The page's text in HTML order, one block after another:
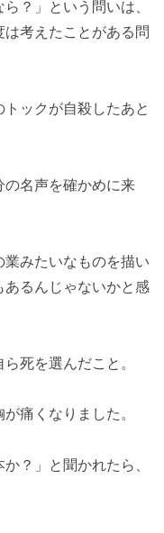
？」という問いは、
考えたことがある問
ックが自殺したあと
名声を確かめに来
みたいなものを描い
るんじゃないかと感
死を選んだこと。
痛くなりました。
？」と聞かれたら、